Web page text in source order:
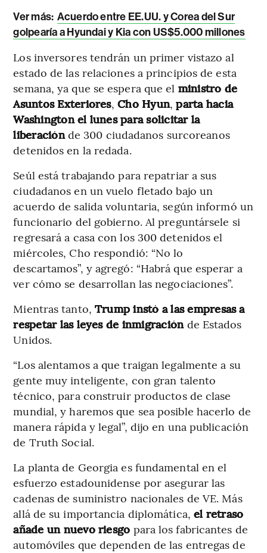
Ver más: Acuerdo entre EE.UU. y Corea del Sur
golpearía a Hyundai y Kia con US$5.000 millones
Los inversores tendrán un primer vistazo al
estado de las relaciones a principios de esta
semana, ya que se espera que el ministro de
Asuntos Exteriores, Cho Hyun, parta hacia
Washington el lunes para solicitar la
liberaciónde 300 ciudadanos surcoreanos
detenidos en la redada.
Seúl está trabajando para repatriar a sus
ciudadanos en un vuelo fletado bajo un
acuerdo de salida voluntaria, según informó un
funcionario del gobierno. Al preguntársele si
regresará a casa con los 300 detenidos el
miércoles, Cho respondió: “No lo
descartamos”, y agregó: “Habrá que esperar a
ver cómo se desarrollan las negociaciones”.
Mientras tanto, Trump instó a las empresas a
respetar las leyes de inmigración de Estados
Unidos.
“Los alentamos a que traigan legalmente a su
gente muy inteligente, con gran talento
técnico, para construir productos de clase
mundial, y haremos que sea posible hacerlo de
manera rápida y legal”, dijo en una publicación
de Truth Social.
La planta de Georgia es fundamental en el
esfuerzo estadounidense por asegurar las
cadenas de suministro nacionales de VE. Más
allá de su importancia diplomática, el retraso
añade un nuevo riesgo para los fabricantes de
automóviles que dependen de las entregas de